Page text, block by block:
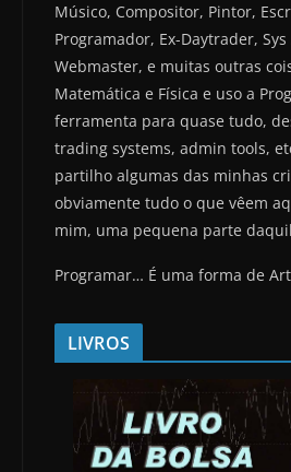
Músico, Compositor, Pintor,
Programador, Ex-Daytrader,
Webmaster, e muitas outras
Matemática e Física e uso a
ferramenta para quase tudo,
trading systems, admin tools,
partilho algumas das minhas
obviamente tudo o que vêem
mim, uma pequena parte
Programar… É uma forma de
LIVROS